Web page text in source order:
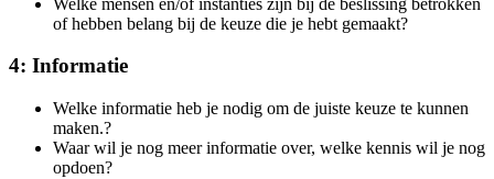
of hebben belang bij de keuze die je hebt gemaakt?
4: Informatie
Welke informatie heb je nodig om de juiste keuze te kunnen
maken.?
Waar wil je nog meer informatie over, welke kennis wil je nog
opdoen?